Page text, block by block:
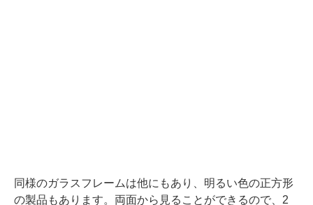
同様のガラスフレームは他にもあり、明るい色の正方形
の製品もあります。両面から見ることができるので、2